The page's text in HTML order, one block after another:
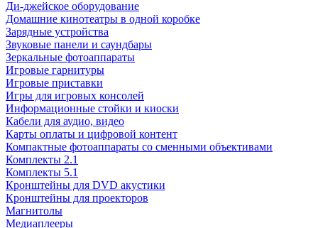
Ди-джейское оборудование
Домашние кинотеатры в одной коробке
Зарядные устройства
Звуковые панели и саундбары
Зеркальные фотоаппараты
Игровые гарнитуры
Игровые приставки
Игры для игровых консолей
Информационные стойки и киоски
Кабели для аудио, видео
Карты оплаты и цифровой контент
Компактные фотоаппараты со сменными объективами
Комплекты 2.1
Комплекты 5.1
Кронштейны для DVD акустики
Кронштейны для проекторов
Магнитолы
Медиаплееры